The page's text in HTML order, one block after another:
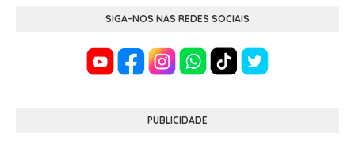
SIGA-NOS NAS REDES SOCIAIS
PUBLICIDADE